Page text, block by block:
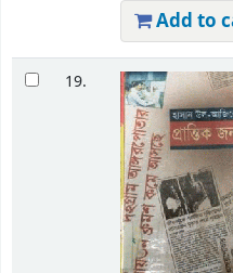
Add to
19.